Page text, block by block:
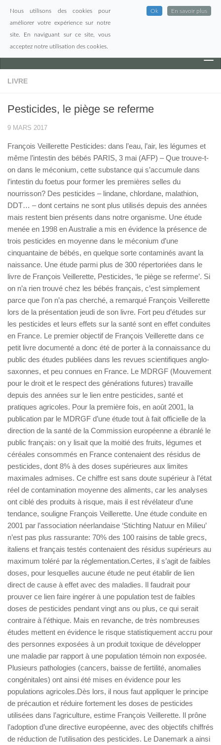
Skip to content
LIVRE
Pesticides, le piège se referme
9 MARS 2017
François Veillerette Pesticides: dans l’eau, l’air, les légumes et
même l’intestin des bébés PARIS, 3 mai (AFP) – Que trouve-t-
on dans le méconium, cette substance qui s’accumule dans
l’intestin du foetus pour former les premières selles du
nourrisson? Des pesticides – lindane, chlordane, malathion,
DDT… – dont certains ne sont plus utilisés depuis des années
mais restent bien présents dans notre organisme. Une étude
menée en 1998 en Australie a mis en évidence la présence de
trois pesticides en moyenne dans le méconium d’une
cinquantaine de bébés, en quelque sorte contaminés avant la
naissance. Une étude parmi plus de 300 répertoriées dans le
livre de François Veillerette, Pesticides, ‘le piège se referme’. Si
on n’a rien trouvé chez les bébés français, c’est simplement
parce que l’on n’a pas cherché, a remarqué François Veillerette
lors de la présentation jeudi de son livre. Fort peu d’études sur
les pesticides et leurs effets sur la santé sont en effet conduites
en France. Le premier objectif de François Veillerette dans ce
petit livre documenté a donc été de porter à la connaissance du
public des études publiées dans les revues scientifiques anglo-
saxonnes, et peu connues en France. Le MDRGF (Mouvement
pour le droit et le respect des générations futures) travaille
depuis des années sur le lien entre pesticides, santé et
pratiques agricoles. Pour la première fois, en août 2001, la
publication par le MDRGF d’une étude tout à fait officielle de la
direction de la santé de la Commission européenne a ébranlé le
public français: on y lisait que la moitié des fruits, légumes et
céréales consommés en France contenaient des résidus de
pesticides, dont 8% à des doses supérieures aux limites
maximales admises. Ce chiffre est sans doute supérieur à l’état
réel de contamination moyenne des aliments, car les analyses
ont ciblé des produits à risque, mais il est révélateur d’une
tendance, souligne François Veillerette. Une étude conduite en
2001 par l’association néerlandaise ‘Stichting Natuur en Milieu’
n’est pas plus rassurante: 70% des 100 raisins de table grecs,
italiens et français testés contenaient des résidus supérieurs au
maximum toléré par la réglementation.Certes, il s’agit de faibles
doses, pour lesquelles aucune étude ne peut établir de lien
direct de cause à effet avec des maladies. Il faudrait pour
prouver ce lien faire ingérer à une population test de faibles
doses de pesticides pendant vingt ans ou plus, ce qui serait
contraire à l’éthique. Mais en revanche, de très nombreuses
études mettent en évidence le risque statistiquement accru pour
des personnes exposées à un produit toxique de développer
une maladie par rapport à une population témoin non exposée.
Plusieurs pathologies (cancers, baisse de fertilité, anomalies
congénitales) ont ainsi été mises en évidence pour les
populations agricoles.Dès lors, il nous faut appliquer le principe
de précaution et réduire fortement les doses de pesticides
utilisées dans l’agriculture, estime François Veillerette. Il prône
l’adoption d’une directive européenne, avec des objectifs chiffrés
de réduction de l’utilisation des pesticides. Le Danemark a ainsi
Nous utilisons des cookies pour
améliorer votre expérience sur notre
site. En naviguant sur ce site, vous
acceptez notre utilisation des cookies.
Ok En savoir plus